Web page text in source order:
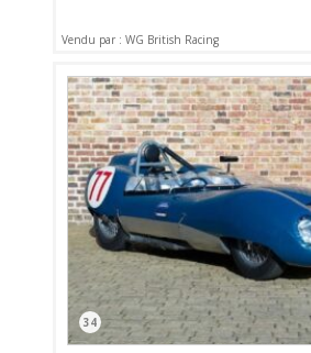
Vendu par : WG British Racing
34